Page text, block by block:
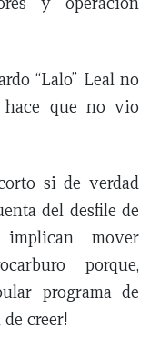
“Lalo” Leal no
hace que no vio
si de verdad
del desfile de
mover
porque,
programa de
creer!